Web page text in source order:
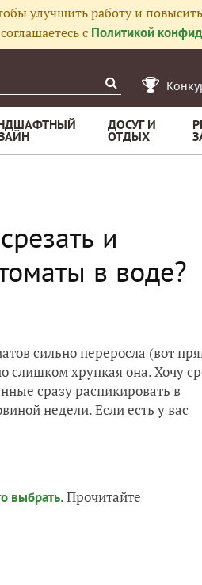
улучшить работу и
с Политикой
ДОСУГ И
ОТДЫХ
и
в воде?
сильно переросла (вот
слишком хрупкая она. Хочу
сразу распикировать в
недели. Если есть у вас
выбрать. Прочитайте